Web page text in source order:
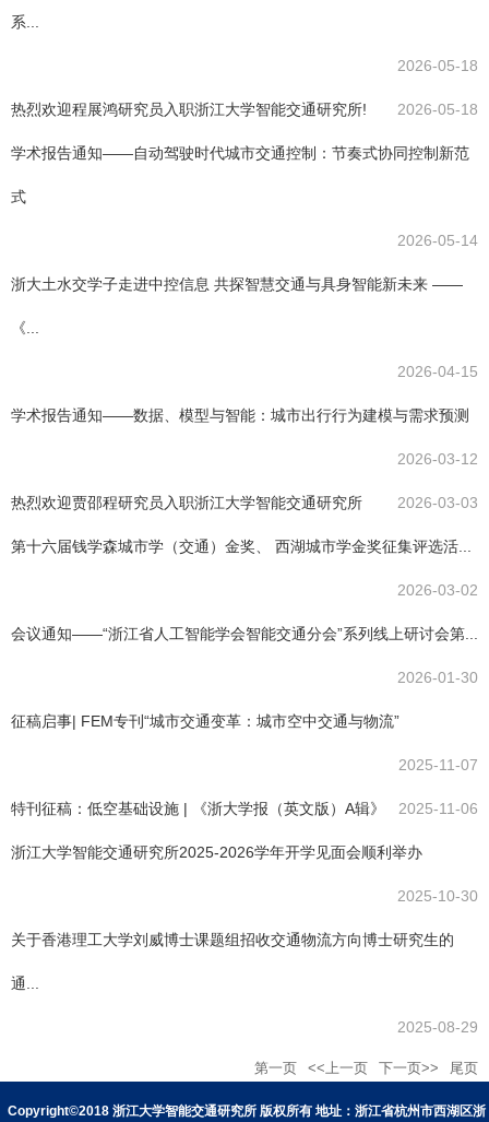
系...
2026-05-18
热烈欢迎程展鸿研究员入职浙江大学智能交通研究所! 2026-05-18
学术报告通知——自动驾驶时代城市交通控制：节奏式协同控制新范
式
2026-05-14
浙大土水交学子走进中控信息 共探智慧交通与具身智能新未来 ——
《...
2026-04-15
学术报告通知——数据、模型与智能：城市出行行为建模与需求预测
2026-03-12
热烈欢迎贾邵程研究员入职浙江大学智能交通研究所 2026-03-03
第十六届钱学森城市学（交通）金奖、 西湖城市学金奖征集评选活...
2026-03-02
会议通知——“浙江省人工智能学会智能交通分会”系列线上研讨会第...
2026-01-30
征稿启事| FEM专刊“城市交通变革：城市空中交通与物流”
2025-11-07
特刊征稿：低空基础设施 | 《浙大学报（英文版）A辑》 2025-11-06
浙江大学智能交通研究所2025-2026学年开学见面会顺利举办
2025-10-30
关于香港理工大学刘威博士课题组招收交通物流方向博士研究生的
通...
2025-08-29
第一页 <<上一页 下一页>> 尾页
Copyright©2018 浙江大学智能交通研究所 版权所有 地址：浙江省杭州市西湖区浙